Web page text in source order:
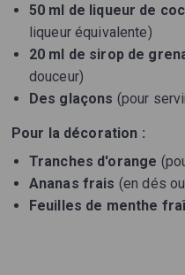
50 ml de liqueur de
liqueur équivalente)
20 ml de sirop de
douceur)
Des glaçons (pour
Pour la décoration :
Tranches d'orange
Ananas frais (en dés
Feuilles de menthe